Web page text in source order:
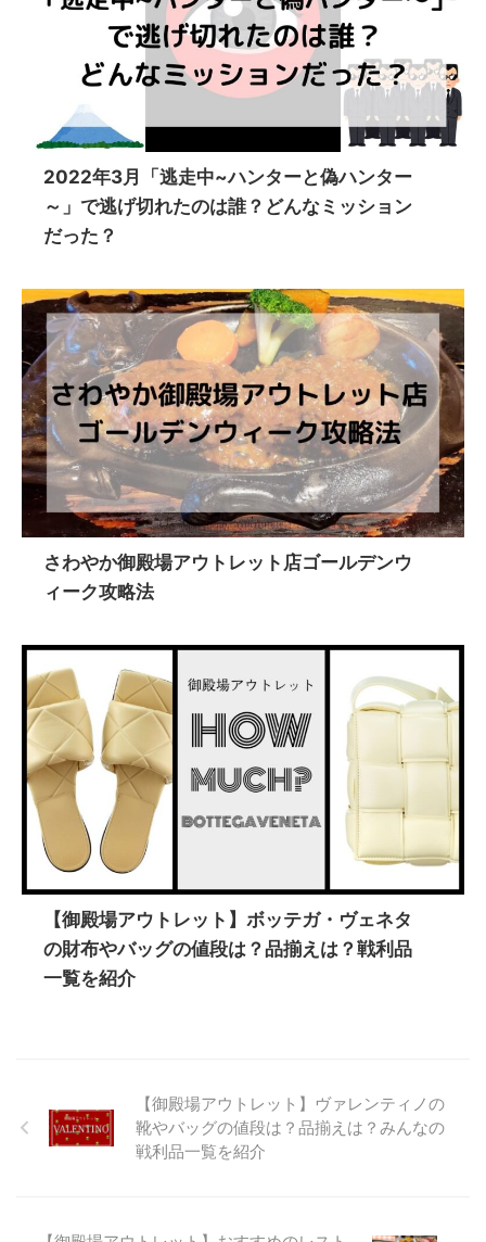
2022年3月「逃走中~ハンターと偽ハンター
～」で逃げ切れたのは誰？どんなミッション
だった？
さわやか御殿場アウトレット店ゴールデンウ
ィーク攻略法
【御殿場アウトレット】ボッテガ・ヴェネタ
の財布やバッグの値段は？品揃えは？戦利品
一覧を紹介
【御殿場アウトレット】ヴァレンティノの
靴やバッグの値段は？品揃えは？みんなの
戦利品一覧を紹介